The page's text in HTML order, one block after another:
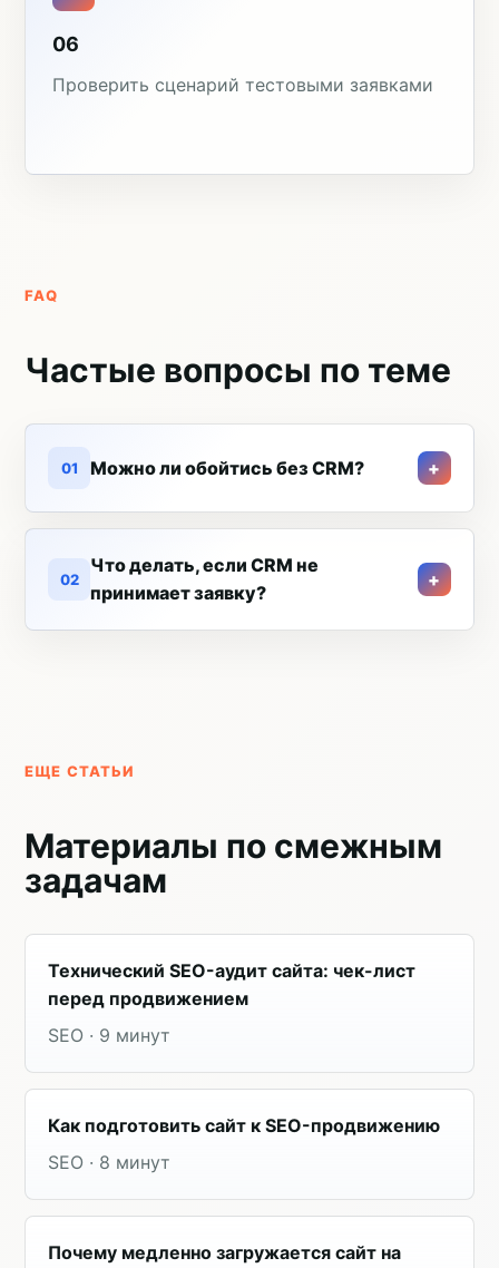
06
Проверить сценарий тестовыми заявками
FAQ
Частые вопросы по теме
01 Можно ли обойтись без CRM?
02
Что делать, если CRM не
принимает заявку?
ЕЩЕ СТАТЬИ
Материалы по смежным
задачам
Технический SEO-аудит сайта: чек-лист
перед продвижением
SEO · 9 минут
Как подготовить сайт к SEO-продвижению
SEO · 8 минут
Почему медленно загружается сайт на